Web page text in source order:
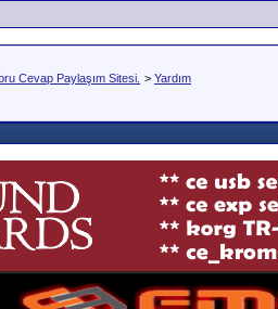
Cevap Paylaşım Sitesi. > Yardım